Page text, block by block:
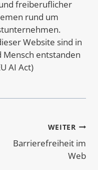
freiberuflicher
rund um
Website sind in
Mensch entstanden
AI Act)
WEITER
Barrierefreiheit im
Web